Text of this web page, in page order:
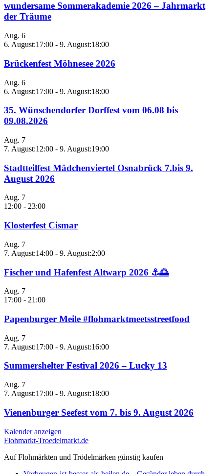
wundersame Sommerakademie 2026 – Jahrmarkt
der Träume
Aug. 6
6. August:17:00 - 9. August:18:00
Brückenfest Möhnesee 2026
Aug. 6
6. August:17:00 - 9. August:18:00
35. Wünschendorfer Dorffest vom 06.08 bis
09.08.2026
Aug. 7
7. August:12:00 - 9. August:19:00
Stadtteilfest Mädchenviertel Osnabrück 7.bis 9.
August 2026
Aug. 7
12:00 - 23:00
Klosterfest Cismar
Aug. 7
7. August:14:00 - 9. August:2:00
Fischer und Hafenfest Altwarp 2026 ⚓🌅
Aug. 7
17:00 - 21:00
Papenburger Meile #flohmarktmeetsstreetfood
Aug. 7
7. August:17:00 - 9. August:16:00
Summershelter Festival 2026 – Lucky 13
Aug. 7
7. August:17:00 - 9. August:18:00
Vienenburger Seefest vom 7. bis 9. August 2026
Kalender anzeigen
Flohmarkt-Troedelmarkt.de
Auf Flohmärkten und Trödelmärken günstig kaufen